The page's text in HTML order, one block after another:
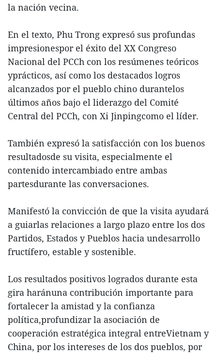
la nación vecina.
En el texto, Phu Trong expresó sus profundas
impresionespor el éxito del XX Congreso
Nacional del PCCh con los resúmenes teóricos
yprácticos, así como los destacados logros
alcanzados por el pueblo chino durantelos
últimos años bajo el liderazgo del Comité
Central del PCCh, con Xi Jinpingcomo el líder.
También expresó la satisfacción con los buenos
resultadosde su visita, especialmente el
contenido intercambiado entre ambas
partesdurante las conversaciones.
Manifestó la convicción de que la visita ayudará
a guiarlas relaciones a largo plazo entre los dos
Partidos, Estados y Pueblos hacia undesarrollo
fructífero, estable y sostenible.
Los resultados positivos logrados durante esta
gira haránuna contribución importante para
fortalecer la amistad y la confianza
política,profundizar la asociación de
cooperación estratégica integral entreVietnam y
China, por los intereses de los dos pueblos, por